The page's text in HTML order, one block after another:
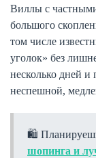
Виллы с
большого
том числе
уголок» без
несколько дней и
неспешной,
🛍 Планируешь
шопинга и